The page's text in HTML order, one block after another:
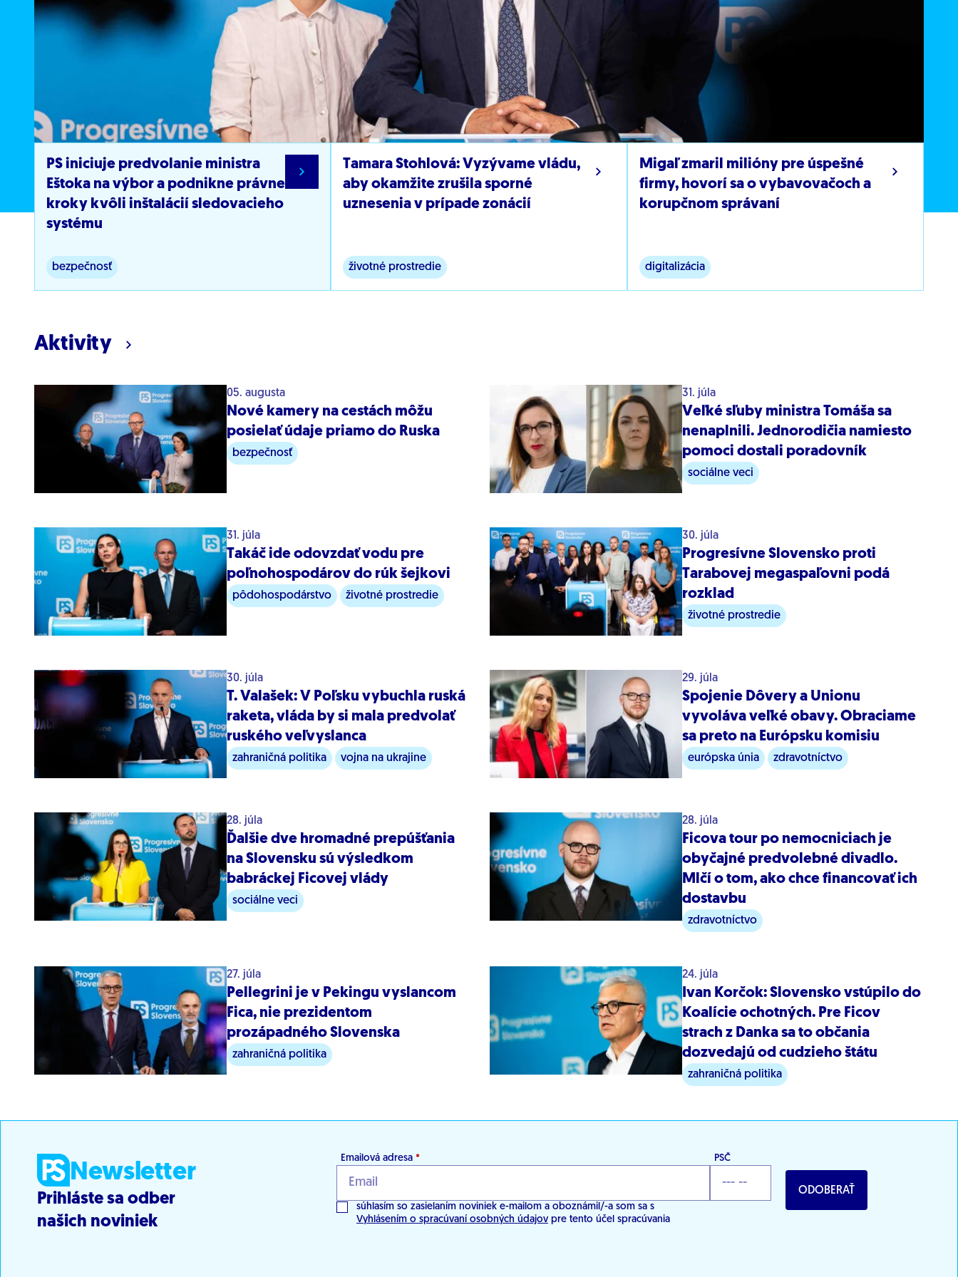
PS iniciuje predvolanie ministra
Eštoka na výbor a podnikne právne
kroky kvôli inštalácií sledovacieho
systému
bezpečnosť
Tamara Stohlová: Vyzývame vládu,
aby okamžite zrušila sporné
uznesenia v prípade zonácií
životné prostredie
Migaľ zmaril milióny pre úspešné
firmy, hovorí sa o vybavovačoch a
korupčnom správaní
digitalizácia
Aktivity
05. augusta
Nové kamery na cestách môžu
posielať údaje priamo do Ruska
bezpečnosť
31. júla
Veľké sľuby ministra Tomáša sa
nenaplnili. Jednorodičia namiesto
pomoci dostali poradovník
sociálne veci
31. júla
Takáč ide odovzdať vodu pre
poľnohospodárov do rúk šejkovi
pôdohospodárstvo životné prostredie
30. júla
Progresívne Slovensko proti
Tarabovej megaspaľovni podá
rozklad
životné prostredie
30. júla
T. Valašek: V Poľsku vybuchla ruská
raketa, vláda by si mala predvolať
ruského veľvyslanca
zahraničná politika vojna na ukrajine
29. júla
Spojenie Dôvery a Unionu
vyvoláva veľké obavy. Obraciame
sa preto na Európsku komisiu
európska únia zdravotníctvo
28. júla
Ďalšie dve hromadné prepúšťania
na Slovensku sú výsledkom
babráckej Ficovej vlády
sociálne veci
28. júla
Ficova tour po nemocniciach je
obyčajné predvolebné divadlo.
Mlčí o tom, ako chce financovať ich
dostavbu
zdravotníctvo
27. júla
Pellegrini je v Pekingu vyslancom
Fica, nie prezidentom
prozápadného Slovenska
zahraničná politika
24. júla
Ivan Korčok: Slovensko vstúpilo do
Koalície ochotných. Pre Ficov
strach z Danka sa to občania
dozvedajú od cudzieho štátu
zahraničná politika
Newsletter
Prihláste sa odber
našich noviniek
Emailová adresa * PSČ
súhlasím so zasielaním noviniek e-mailom a oboznámil/-a som sa s
Vyhlásením o spracúvaní osobných údajov pre tento účel spracúvania
ODOBERAŤ